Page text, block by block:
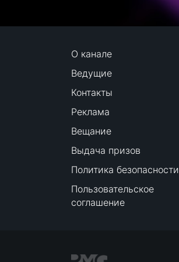
О канале
Ведущие
Контакты
Реклама
Вещание
Выдача призов
Политика безопасности
Пользовательское
соглашение